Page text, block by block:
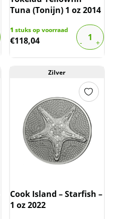
Tuna (Tonijn) 1 oz 2014
1 stuks op voorraad
€118,04
Zilver
Cook Island – Starfish –
1 oz 2022